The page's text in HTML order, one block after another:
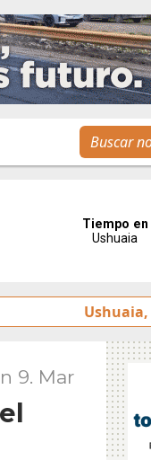
de los jóvenesUshuaia,
9. Mar